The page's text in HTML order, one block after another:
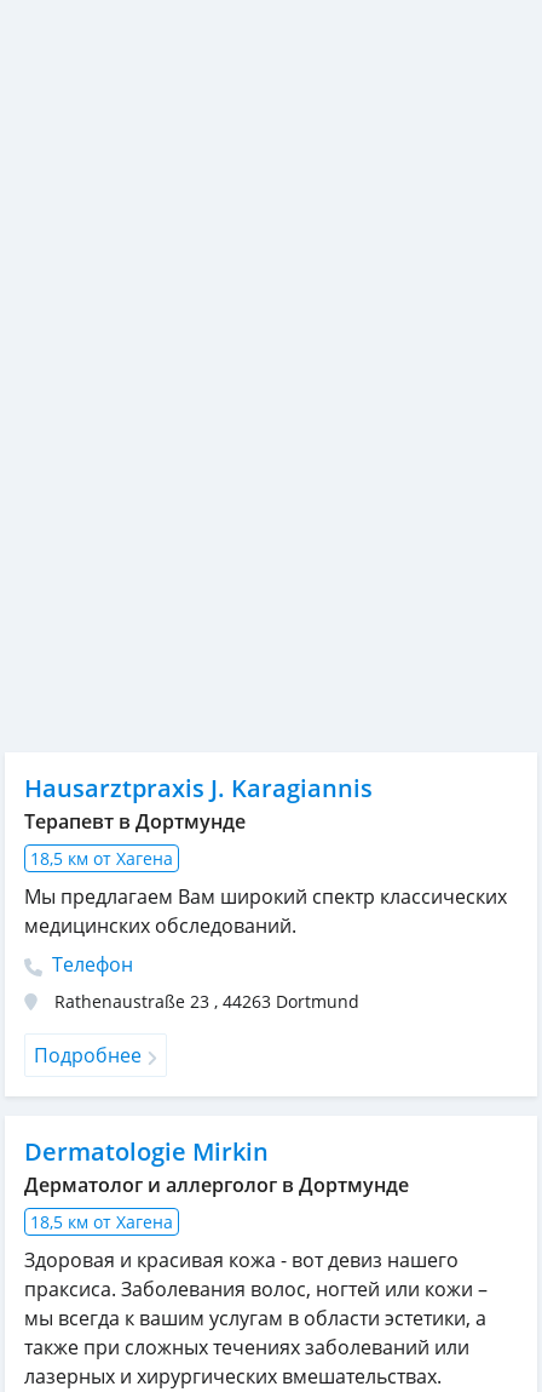
Hausarztpraxis J. Karagiannis
Терапевт в Дортмунде
18,5 км от Хагена
Мы предлагаем Вам широкий спектр классических
медицинских обследований.
Телефон
Rathenaustraße 23 , 44263 Dortmund
Подробнее
Dermatologie Mirkin
Дерматолог и аллерголог в Дортмунде
18,5 км от Хагена
Здоровая и красивая кожа - вот девиз нашего
праксиса. Заболевания волос, ногтей или кожи –
мы всегда к вашим услугам в области эстетики, а
также при сложных течениях заболеваний или
лазерных и хирургических вмешательствах.